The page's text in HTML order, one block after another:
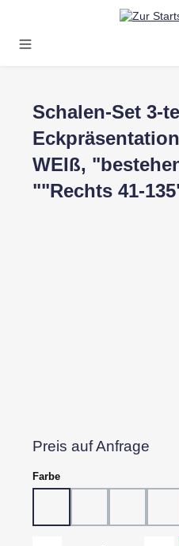
Zum Hauptinhalt springen
Schalen-Set 3-
WEIß,
""Rechts 41-
Preis auf Anfrage
Farbeauswählen